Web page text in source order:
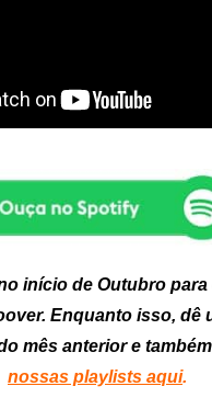
início de Outubro
Enquanto isso, dê
mês anterior e
nossas playlists aqui.